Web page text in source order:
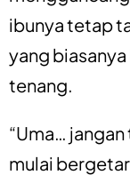
ibunya tetap
yang
tenang.
“Uma…
mulai